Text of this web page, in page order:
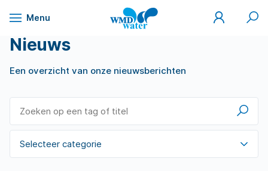
Naar
Menu
WMD
Drinkwater
Mijn
WMD
Zoek
Nieuws
Een overzicht van onze nieuwsberichten